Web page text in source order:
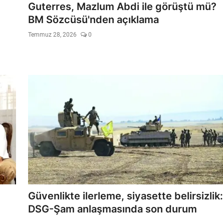
Guterres, Mazlum Abdi ile görüştü mü?
BM Sözcüsü'nden açıklama
Temmuz 28, 2026 0
Güvenlikte ilerleme, siyasette belirsizlik:
DSG-Şam anlaşmasında son durum